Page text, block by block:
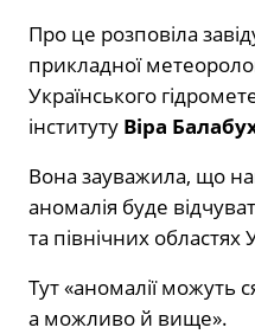
Про це розповіла
прикладної
Українського
інституту Віра
Вона зауважила, що
аномалія буде
та північних областях
Тут «аномалії можуть
а можливо й вище».